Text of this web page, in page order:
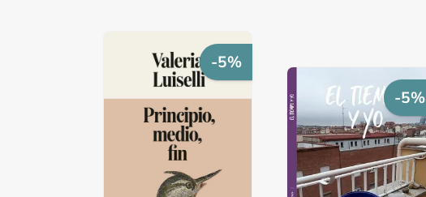
-5%
-5%